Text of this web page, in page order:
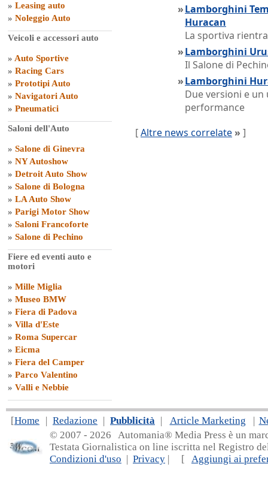
» Leasing auto
» Noleggio Auto
Veicoli e accessori auto
» Auto Sportive
» Racing Cars
» Prototipi Auto
» Navigatori Auto
» Pneumatici
Saloni dell'Auto
» Salone di Ginevra
» NY Autoshow
» Detroit Auto Show
» Salone di Bologna
» LA Auto Show
» Parigi Motor Show
» Saloni Francoforte
» Salone di Pechino
Fiere ed eventi auto e
motori
» Mille Miglia
» Museo BMW
» Fiera di Padova
» Villa d'Este
» Roma Supercar
» Eicma
» Fiera del Camper
» Parco Valentino
» Valli e Nebbie
»Lamborghini
Huracan
La sportiva
»Lamborghini
Il Salone di
»Lamborghini
Due versioni e
performance
[Altre news correlate » ]
[Home | Redazione | Pubblicità | Article Marketing |
© 2007 - 2026 Automania® Media Press è un
Testata Giornalistica on line iscritta nel Registro
Condizioni d'uso | Privacy | [ Aggiungi ai